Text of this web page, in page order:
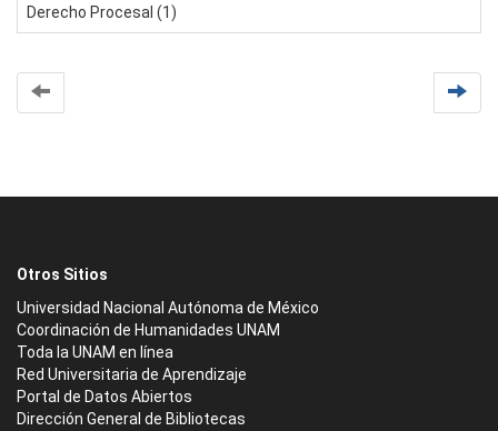
Derecho Procesal (1)
Otros Sitios
Universidad Nacional Autónoma de México
Coordinación de Humanidades UNAM
Toda la UNAM en línea
Red Universitaria de Aprendizaje
Portal de Datos Abiertos
Dirección General de Bibliotecas